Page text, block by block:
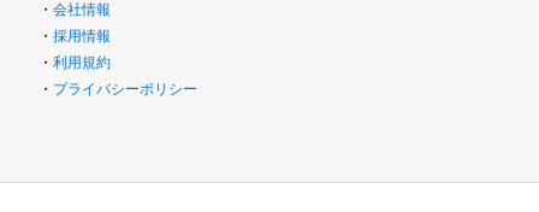
・ 会社情報
・ 採用情報
・ 利用規約
・ プライバシーポリシー